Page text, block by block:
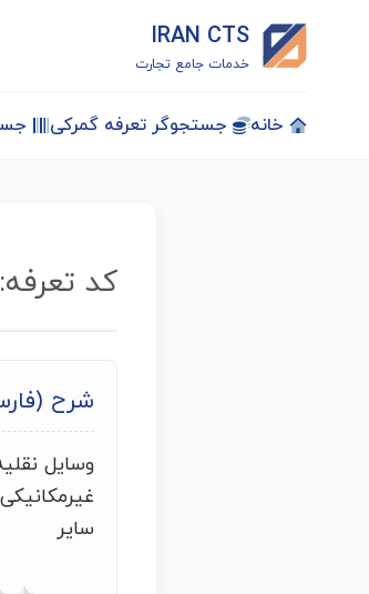
IRAN CTS
خدمات جامع تجارت
خانه جستجوگر تعرفه گمرکی
کد تعرفه:
شرح
وسایل
سایر